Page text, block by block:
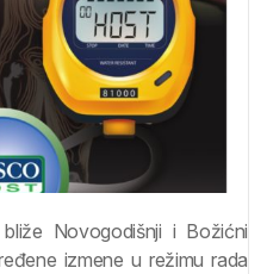
Novogodišnji i Božićni
izmene u režimu rada